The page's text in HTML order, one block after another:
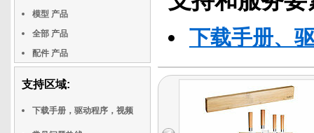
模型 产品
全部 产品
配件 产品
支持区域:
下载手册，驱动程序，视频
下载手册、